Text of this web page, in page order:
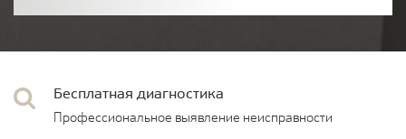
Бесплатная диагностика
Профессиональное выявление неисправности